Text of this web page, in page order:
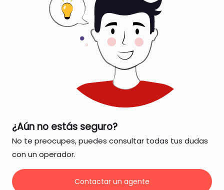
¿Aún no estás seguro?
No te preocupes, puedes consultar todas tus dudas
con un operador.
Contactar un agente